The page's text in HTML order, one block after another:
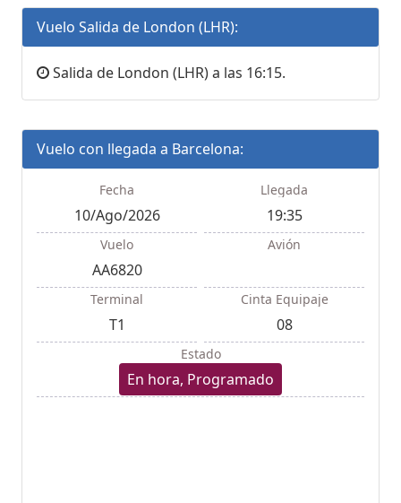
Vuelo Salida de London (LHR):
Salida de London (LHR) a las 16:15.
Vuelo con llegada a Barcelona:
Fecha
10/Ago/2026
Llegada
19:35
Vuelo
AA6820
Avión
Terminal
T1
Cinta Equipaje
08
Estado
En hora, Programado